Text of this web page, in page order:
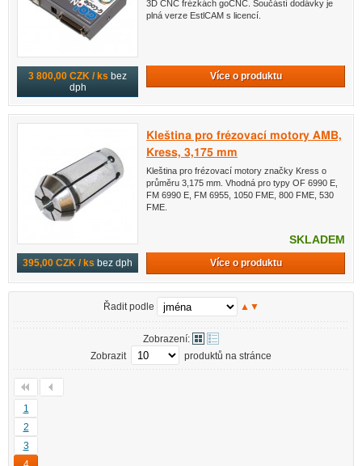
3 800,00 CZK / ks bez
dph
3D CNC frézkách goCNC. Součástí dodávky je
plná verze EstlCAM s licencí.
Více o produktu
395,00 CZK / ks bez dph
Kleština pro frézovací motory AMB,
Kress, 3,175 mm
Kleština pro frézovací motory značky Kress o
průměru 3,175 mm. Vhodná pro typy OF 6990 E,
FM 6990 E, FM 6955, 1050 FME, 800 FME, 530
FME.
SKLADEM
Více o produktu
Řadit podle ▲ ▼
Zobrazení:
Zobrazit
produktů na stránce
1
2
3